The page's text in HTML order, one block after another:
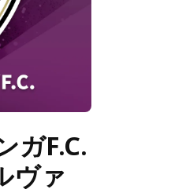
ガF.C.
ヴァ